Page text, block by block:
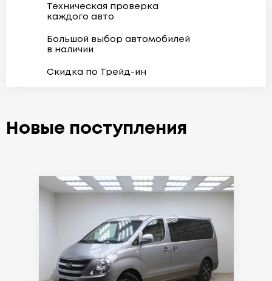
Техническая проверка
каждого авто
Большой выбор автомобилей
в наличии
Скидка по Трейд-ин
Новые поступления